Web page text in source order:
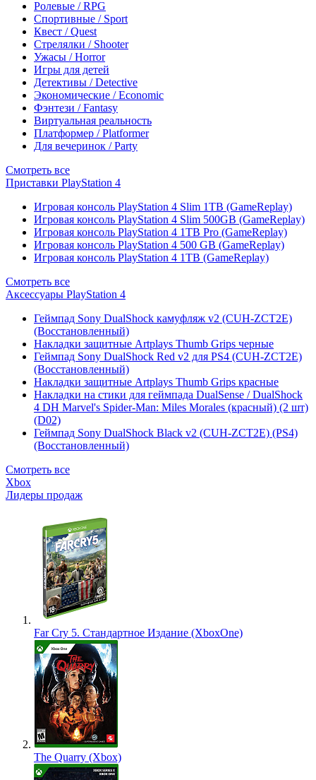
Ролевые / RPG
Спортивные / Sport
Квест / Quest
Стрелялки / Shooter
Ужасы / Horror
Игры для детей
Детективы / Detective
Экономические / Economic
Фэнтези / Fantasy
Виртуальная реальность
Платформер / Platformer
Для вечеринок / Party
Смотреть все
Приставки PlayStation 4
Игровая консоль PlayStation 4 Slim 1TB (GameReplay)
Игровая консоль PlayStation 4 Slim 500GB (GameReplay)
Игровая консоль PlayStation 4 1TB Pro (GameReplay)
Игровая консоль PlayStation 4 500 GB (GameReplay)
Игровая консоль PlayStation 4 1TB (GameReplay)
Смотреть все
Аксессуары PlayStation 4
Геймпад Sony DualShock камуфляж v2 (CUH-ZCT2E)
(Восстановленный)
Накладки защитные Artplays Thumb Grips черные
Геймпад Sony DualShock Red v2 для PS4 (CUH-ZCT2E)
(Восстановленный)
Накладки защитные Artplays Thumb Grips красные
Накладки на стики для геймпада DualSense / DualShock
4 DH Marvel's Spider-Man: Miles Morales (красный) (2 шт)
(D02)
Геймпад Sony DualShock Black v2 (CUH-ZCT2E) (PS4)
(Восстановленный)
Смотреть все
Xbox
Лидеры продаж
Far Cry 5. Стандартное Издание (XboxOne)
The Quarry (Xbox)